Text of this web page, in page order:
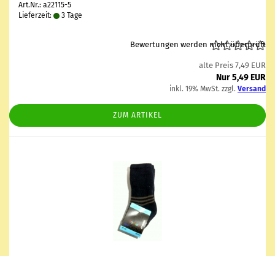
Art.Nr.: a22115-5
Lieferzeit:
3 Tage
Bewertungen werden nicht überprüft
alte Preis 7,49 EUR
Nur 5,49 EUR
inkl. 19% MwSt. zzgl. Versand
ZUM ARTIKEL